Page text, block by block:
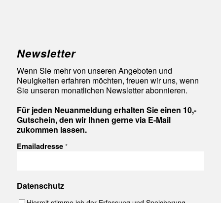
Newsletter
Wenn Sie mehr von unseren Angeboten und
Neuigkeiten erfahren möchten, freuen wir uns, wenn
Sie unseren monatlichen Newsletter abonnieren.
Für jeden Neuanmeldung erhalten Sie einen 10,-
Gutschein, den wir Ihnen gerne via E-Mail
zukommen lassen.
Emailadresse *
Datenschutz